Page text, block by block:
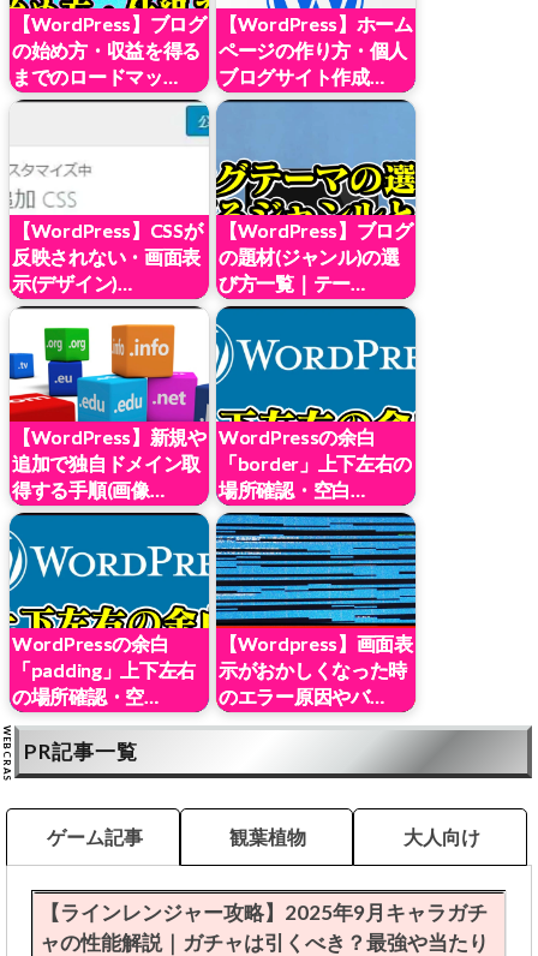
【WordPress】ブログ
の始め方・収益を得る
までのロードマッ…
【WordPress】ホーム
ページの作り方・個人
ブログサイト作成…
【WordPress】CSSが
反映されない・画面表
示(デザイン)…
【WordPress】ブログ
の題材(ジャンル)の選
び方一覧｜テー…
【WordPress】新規や
追加で独自ドメイン取
得する手順(画像…
WordPressの余白
「border」上下左右の
場所確認・空白…
WordPressの余白
「padding」上下左右
の場所確認・空…
【Wordpress】画面表
示がおかしくなった時
のエラー原因やバ…
PR記事一覧
ゲーム記事 観葉植物 大人向け
【ラインレンジャー攻略】2025年9月キャラガチ
ャの性能解説｜ガチャは引くべき？最強や当たり